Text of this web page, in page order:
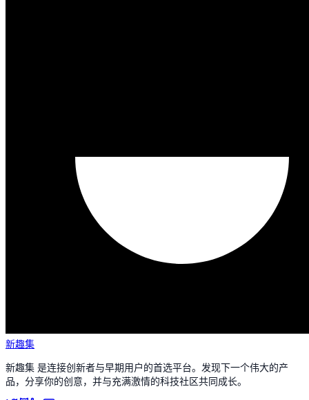
新趣集
新趣集 是连接创新者与早期用户的首选平台。发现下一个伟大的产
品，分享你的创意，并与充满激情的科技社区共同成长。